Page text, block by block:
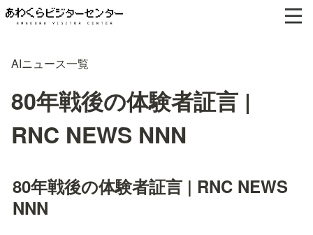
AIニュース一覧
80年戦後の体験者証言 |
RNC NEWS NNN
80年戦後の体験者証言 | RNC NEWS
NNN